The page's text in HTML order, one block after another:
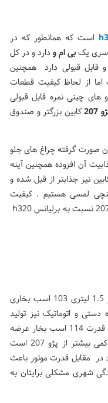
است که همانطور که در
سری یکبی ام و دارد و در کل
قابل قبولی دارد همچنین
از لحاظ کیفیت قطعات
های چینی نمره قابل قبولی
207
کابین بزرگتر و صندوق
صورت گرفته چراغ های جلو
آن افزوده همچنین آینه
نیز جذابتر از قبل شده و
فرمان جدید و مانیتور 7 اینچی لمسی هستیم . کیفیت
شامل پیشرانه ی 4 سیلندر 1.5 لیتری 103 اسب بخاری
دنده دستی و اتوماتیک نیز تولید
میشود و از سال 97 با پیشرانه 1.6 لیتری با قدرت 114 اسب بخار عرضه
میشود. با توجه به اینکه ابعاد این خودرو کمی بیشتر از پژو 207 است
در مقابل قدرت موتور باعث
شهری مشکلی برایتان به